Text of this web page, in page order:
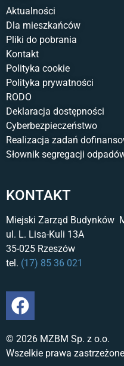
KONTAKT
Miejski Zarząd Budynków
ul. L. Lisa-Kuli 13A
35-025 Rzeszów
tel. (17) 85 36 021
© 2026 MZBM Sp. z o.o.
Wszelkie prawa
Aktualności
Dla mieszkańców
Pliki do pobrania
Kontakt
Polityka cookie
Polityka prywatności
RODO
Deklaracja dostępności
Cyberbezpieczeństwo
Realizacja zadań
Słownik segregacji